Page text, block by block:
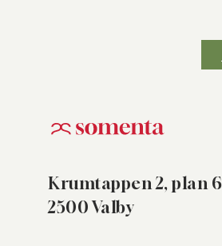
Krumtappen 2, plan 6
2500 Valby